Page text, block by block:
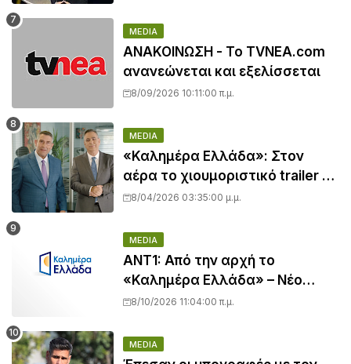
MEDIA
ΑΝΑΚΟΙΝΩΣΗ - Το TVNEA.com
ανανεώνεται και εξελίσσεται
8/09/2026 10:11:00 π.μ.
MEDIA
«Καλημέρα Ελλάδα»: Στον
αέρα το χιουμοριστικό trailer με
Άκη Παυλόπουλο και Βασίλη
8/04/2026 03:35:00 μ.μ.
MEDIA
ΑΝΤ1: Από την αρχή το
«Καλημέρα Ελλάδα» – Νέο
πλατό, γραφικά και φιλοσοφία
8/10/2026 11:04:00 π.μ.
MEDIA